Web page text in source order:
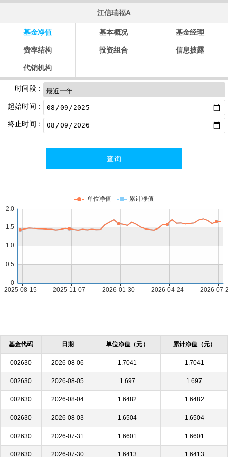
江信瑞福A
基金净值 基本概况 基金经理
费率结构 投资组合 信息披露
代销机构
时间段：
起始时间：
终止时间：